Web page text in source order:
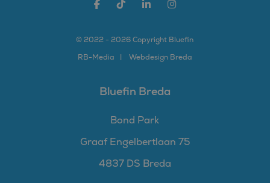
© 2022 - 2026 Copyright Bluefin
RB-Media Webdesign Breda
Bluefin Breda
Bond Park
Graaf Engelbertlaan 75
4837 DS Breda